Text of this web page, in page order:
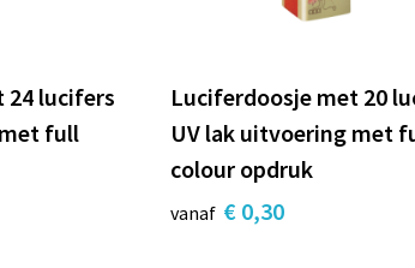
24 lucifers
full
Luciferdoosje met 20
UV lak uitvoering met
colour opdruk
vanaf € 0,30